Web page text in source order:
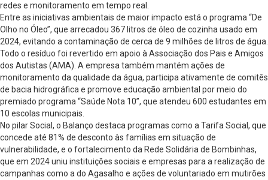
redes e monitoramento em tempo real.
Entre as iniciativas ambientais de maior impacto está o programa “De
Olho no Óleo”, que arrecadou 367 litros de óleo de cozinha usado em
2024, evitando a contaminação de cerca de 9 milhões de litros de água.
Todo o resíduo foi revertido em apoio à Associação dos Pais e Amigos
dos Autistas (AMA). A empresa também mantém ações de
monitoramento da qualidade da água, participa ativamente de comitês
de bacia hidrográfica e promove educação ambiental por meio do
premiado programa “Saúde Nota 10”, que atendeu 600 estudantes em
10 escolas municipais.
No pilar Social, o Balanço destaca programas como a Tarifa Social, que
concede até 81% de desconto às famílias em situação de
vulnerabilidade, e o fortalecimento da Rede Solidária de Bombinhas,
que em 2024 uniu instituições sociais e empresas para a realização de
campanhas como a do Agasalho e ações de voluntariado em mutirões